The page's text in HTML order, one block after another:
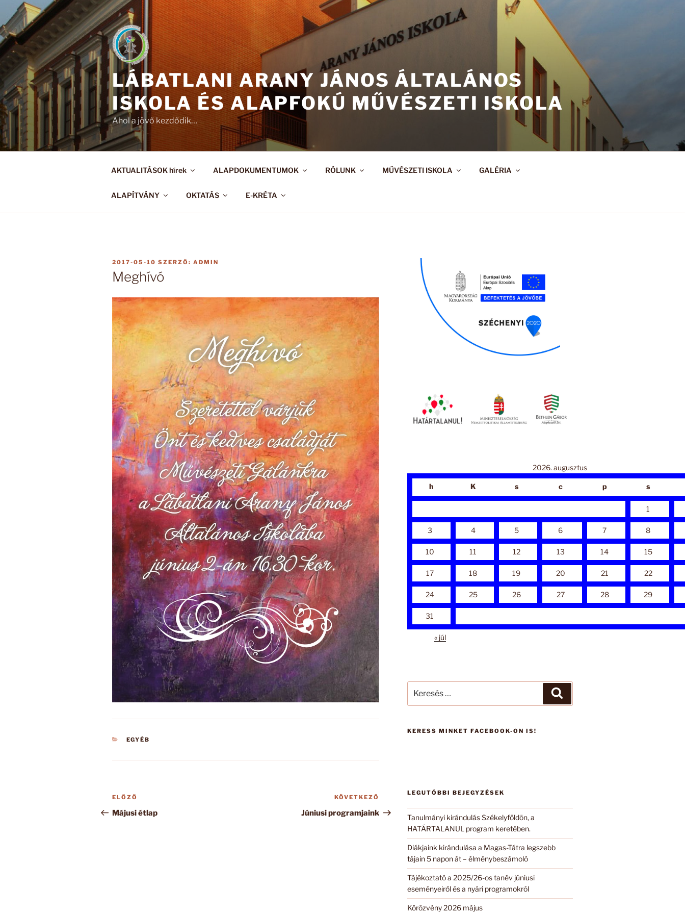
Tartalomhoz
LÁBATLANI ARANY JÁNOS ÁLTALÁNOS
ISKOLA ÉS ALAPFOKÚ MŰVÉSZETI ISKOLA
Ahol a jövő kezdődik…
AKTUALITÁSOK hírek ALAPDOKUMENTUMOK RÓLUNK MŰVÉSZETI ISKOLA GALÉRIA
ALAPÍTVÁNY OKTATÁS E-KRÉTA
BEKÜLDVE:
2017-05-10 SZERZŐ: ADMIN
Meghívó
KATEGÓRIÁK
EGYÉB
Bejegyzés
navigáció
Korábbi
bejegyzés
ELŐZŐ
Májusi étlap
bejegyzés
KÖVETKEZŐ
Júniusi programjaink
2026. augusztus
h K s c p s
1
3 4 5 6 7 8
10 11 12 13 14 15
17 18 19 20 21 22
24 25 26 27 28 29
31
« júl
következő
KERESS MINKET FACEBOOK-ON IS!
LEGUTÓBBI BEJEGYZÉSEK
Tanulmányi kirándulás Székelyföldön, a
HATÁRTALANUL program keretében.
Diákjaink kirándulása a Magas-Tátra legszebb
tájain 5 napon át – élménybeszámoló
Tájékoztató a 2025/26-os tanév júniusi
eseményeiről és a nyári programokról
Körözvény 2026 május